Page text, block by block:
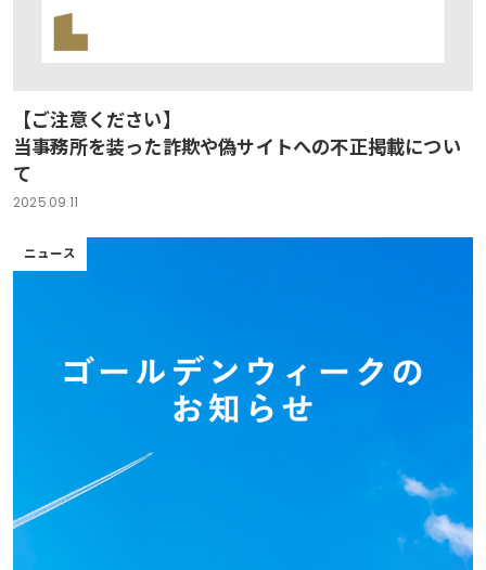
【ご注意ください】
当事務所を装った詐欺や偽サイトへの不正掲載につい
て
2025.09.11
ニュース